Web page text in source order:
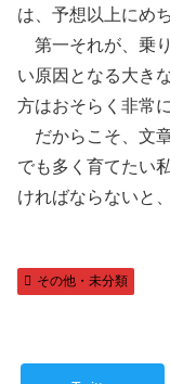
は、予想以上にめ
第一それが、乗
い原因となる大き
方はおそらく非常
だからこそ、文
でも多く育てたい
ければならないと
その他・未分類